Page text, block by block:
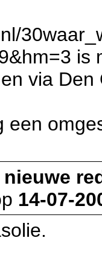
is
via
een
nieuwe
14-07-